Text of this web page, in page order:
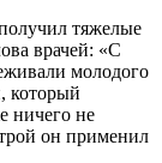
тяжелые
врачей: «С
молодого
который
ничего не
он применил